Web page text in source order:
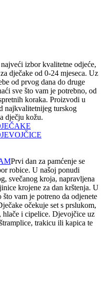
izbor kvalitetne odjeće,
dječake od 0-24 mjeseca. Uz
od prvog dana do druge
sve što vam je potrebno, od
koraka. Proizvodi u
najkvalitetnijeg turskog
dječju kožu.
Prvi dan za pamćenje se
robice. U našoj ponudi
svečanog kroja, napravljena
krojene za dan krštenja. U
vam je potreno da odjenete
očekuje set s prslukom,
i cipelice. Djevojčice uz
trakicu ili kapica te